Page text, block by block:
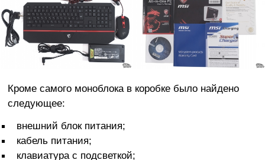
Кроме самого моноблока в коробке было найдено
следующее:
внешний блок питания;
кабель питания;
клавиатура с подсветкой;